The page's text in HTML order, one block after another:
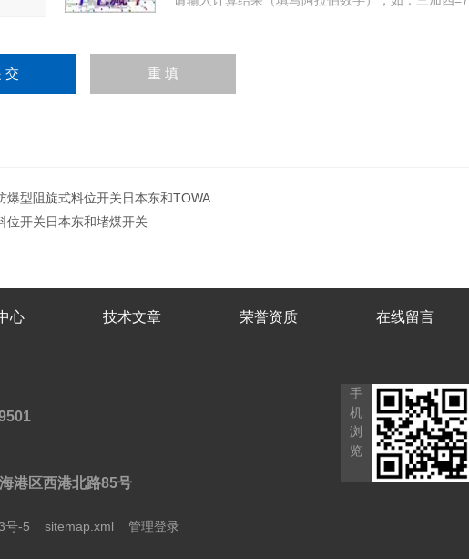
爆型阻旋式料位开关日本东和TOWA
位开关日本东和堵煤开关
心 技术文章 荣誉资质 在线留言
港区西港北路85号
手
机
浏
览
号-5 sitemap.xml 管理登录